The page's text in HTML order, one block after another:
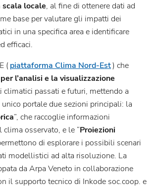
locale, al fine di ottenere dati ad
base per valutare gli impatti dei
in una specifica area e identificare
efficaci.
( piattaforma Clima Nord-Est) che
l’analisi e la visualizzazione
climatici passati e futuri, mettendo a
portale due sezioni principali: la
”, che raccoglie informazioni
clima osservato, e le “Proiezioni
di esplorare i possibili scenari
modellistici ad alta risoluzione. La
da Arpa Veneto in collaborazione
il supporto tecnico di Inkode soc.coop. e